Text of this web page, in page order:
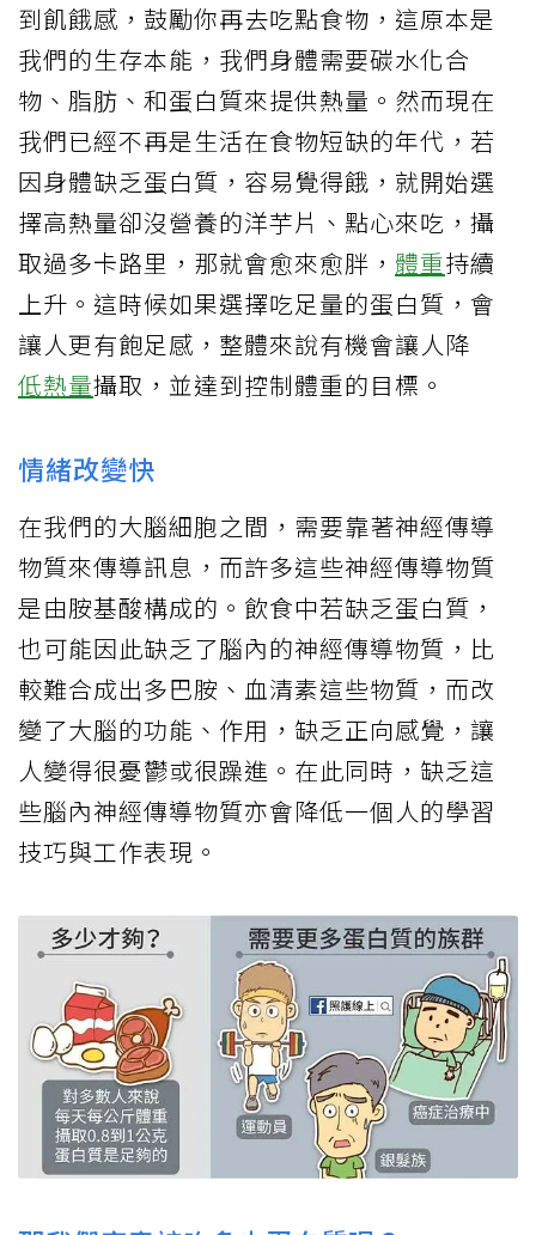
到飢餓感，鼓勵你再去吃點食物，這原本是
我們的生存本能，我們身體需要碳水化合
物、脂肪、和蛋白質來提供熱量。然而現在
我們已經不再是生活在食物短缺的年代，若
因身體缺乏蛋白質，容易覺得餓，就開始選
擇高熱量卻沒營養的洋芋片、點心來吃，攝
取過多卡路里，那就會愈來愈胖， 體重持續
上升。這時候如果選擇吃足量的蛋白質，會
讓人更有飽足感，整體來說有機會讓人降
低熱量攝取，並達到控制體重的目標。
情緒改變快
在我們的大腦細胞之間，需要靠著神經傳導
物質來傳導訊息，而許多這些神經傳導物質
是由胺基酸構成的。飲食中若缺乏蛋白質，
也可能因此缺乏了腦內的神經傳導物質，比
較難合成出多巴胺、血清素這些物質，而改
變了大腦的功能、作用，缺乏正向感覺，讓
人變得很憂鬱或很躁進。在此同時，缺乏這
些腦內神經傳導物質亦會降低一個人的學習
技巧與工作表現。